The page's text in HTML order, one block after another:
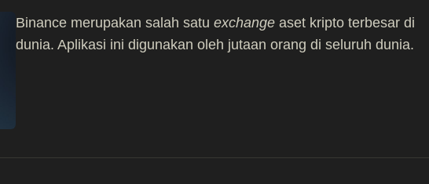
Binance merupakan salah satu exchange aset kripto terbesar di
dunia. Aplikasi ini digunakan oleh jutaan orang di seluruh dunia.